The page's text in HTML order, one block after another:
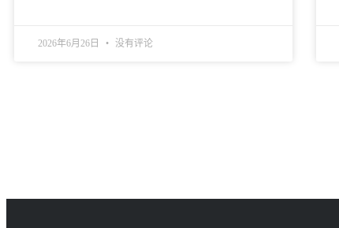
2026年6月26日 没有评论